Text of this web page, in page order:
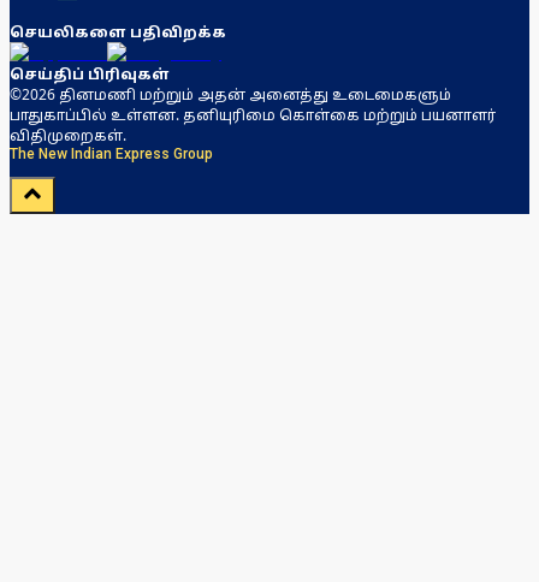
செயலிகளை பதிவிறக்க
செய்திப் பிரிவுகள்
©2026 தினமணி மற்றும் அதன் அனைத்து உடைமைகளும்
பாதுகாப்பில் உள்ளன. தனியுரிமை கொள்கை மற்றும் பயனாளர்
விதிமுறைகள்.
The New Indian Express Group